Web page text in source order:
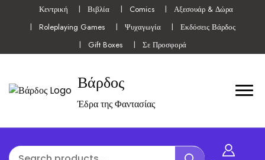
Κεντρική Βιβλία Comics
Αξεσουάρ & Δώρα
Roleplaying Games
Ψυχαγωγία
Εκδόσεις Βάρδος
Gift Boxes
Σε Προσφορά
Βάρδος
Έδρα της Φαντασίας